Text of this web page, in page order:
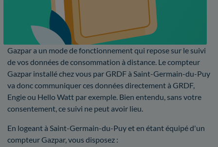
Gazpar a un mode de fonctionnement qui repose sur le suivi
de vos données de consommation à distance. Le compteur
Gazpar installé chez vous par GRDF à Saint-Germain-du-Puy
va donc communiquer ces données directement à GRDF,
Engie ou Hello Watt par exemple. Bien entendu, sans votre
consentement, ce suivi ne peut avoir lieu.
En logeant à Saint-Germain-du-Puy et en étant équipé d'un
compteur Gazpar, vous disposez :